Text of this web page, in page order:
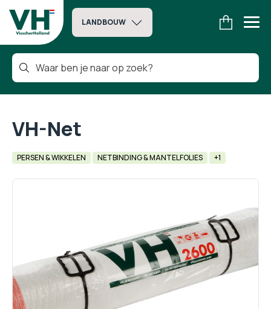
LANDBOUW
VH-Net
PERSEN & WIKKELEN NETBINDING & MANTELFOLIES +1